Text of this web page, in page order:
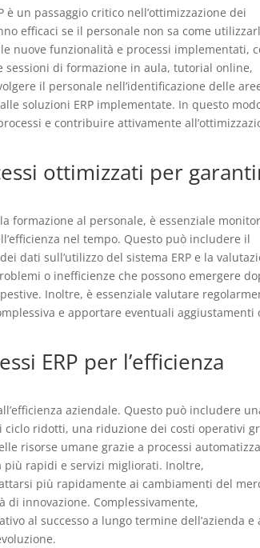
un passaggio critico nell’ottimizzazione dei
efficaci se il personale non sa come
nuove funzionalità e processi implementati,
sessioni di formazione in aula, tutorial online,
il personale nell’identificazione delle
soluzioni ERP implementate. In questo
e contribuire attivamente
ottimizzati per
formazione al personale, è essenziale
nel tempo. Questo può includere il
dati sull’utilizzo del sistema ERP e la
o inefficienze che possono emergere
Inoltre, è essenziale valutare
e apportare eventuali aggiustamenti
ERP per l’efficienza
aziendale. Questo può includere
ridotti, una riduzione dei costi operativi
risorse umane grazie a processi
più rapidi e servizi migliorati. Inoltre,
più rapidamente ai cambiamenti del
di innovazione. Complessivamente,
al successo a lungo termine dell’azienda e